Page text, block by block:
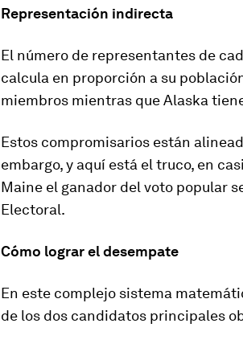
Representación indirecta
El número de representantes de
calcula en proporción a su
miembros mientras que Alaska
Estos compromisarios están
embargo, y aquí está el truco, en
Maine el ganador del voto popular
Electoral.
Cómo lograr el desempate
En este complejo sistema
de los dos candidatos principales